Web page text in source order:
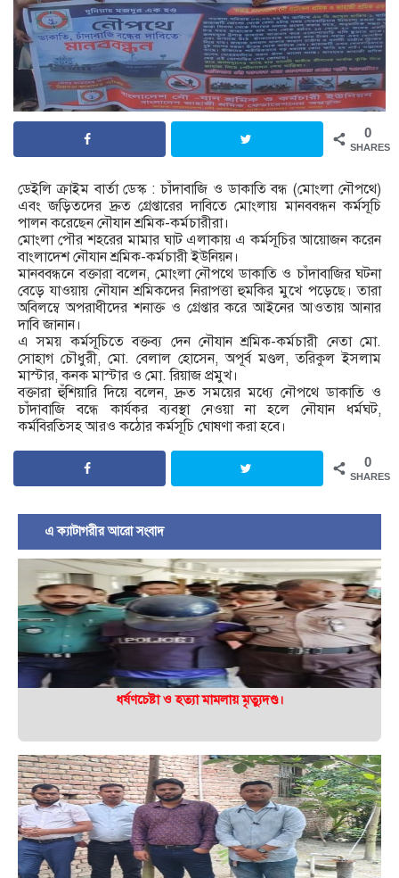
0
SHARES
ডেইলি ক্রাইম বার্তা ডেস্ক : চাঁদাবাজি ও ডাকাতি বন্ধ (মোংলা নৌপথে)
এবং জড়িতদের দ্রুত গ্রেপ্তারের দাবিতে মোংলায় মানববন্ধন কর্মসূচি
পালন করেছেন নৌযান শ্রমিক-কর্মচারীরা।
মোংলা পৌর শহরের মামার ঘাট এলাকায় এ কর্মসূচির আয়োজন করেন
বাংলাদেশ নৌযান শ্রমিক-কর্মচারী ইউনিয়ন।
মানববন্ধনে বক্তারা বলেন, মোংলা নৌপথে ডাকাতি ও চাঁদাবাজির ঘটনা
বেড়ে যাওয়ায় নৌযান শ্রমিকদের নিরাপত্তা হুমকির মুখে পড়েছে। তারা
অবিলম্বে অপরাধীদের শনাক্ত ও গ্রেপ্তার করে আইনের আওতায় আনার
দাবি জানান।
এ সময় কর্মসূচিতে বক্তব্য দেন নৌযান শ্রমিক-কর্মচারী নেতা মো.
সোহাগ চৌধুরী, মো. বেলাল হোসেন, অপূর্ব মণ্ডল, তরিকুল ইসলাম
মাস্টার, কনক মাস্টার ও মো. রিয়াজ প্রমুখ।
বক্তারা হুঁশিয়ারি দিয়ে বলেন, দ্রুত সময়ের মধ্যে নৌপথে ডাকাতি ও
চাঁদাবাজি বন্ধে কার্যকর ব্যবস্থা নেওয়া না হলে নৌযান ধর্মঘট,
কর্মবিরতিসহ আরও কঠোর কর্মসূচি ঘোষণা করা হবে।
0
SHARES
এ ক্যাটাগরীর আরো সংবাদ
ধর্ষণচেষ্টা ও হত্যা মামলায় মৃত্যুদণ্ড।